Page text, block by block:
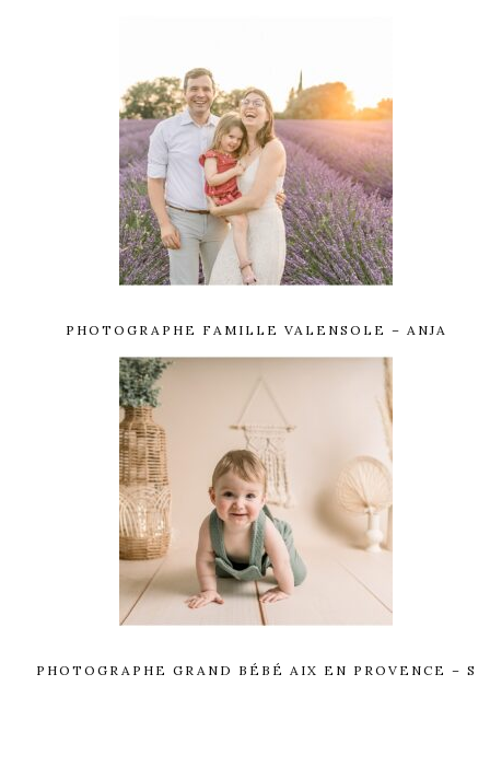
PHOTOGRAPHE FAMILLE VALENSOLE – ANJA
PHOTOGRAPHE GRAND BÉBÉ AIX EN PROVENCE – S